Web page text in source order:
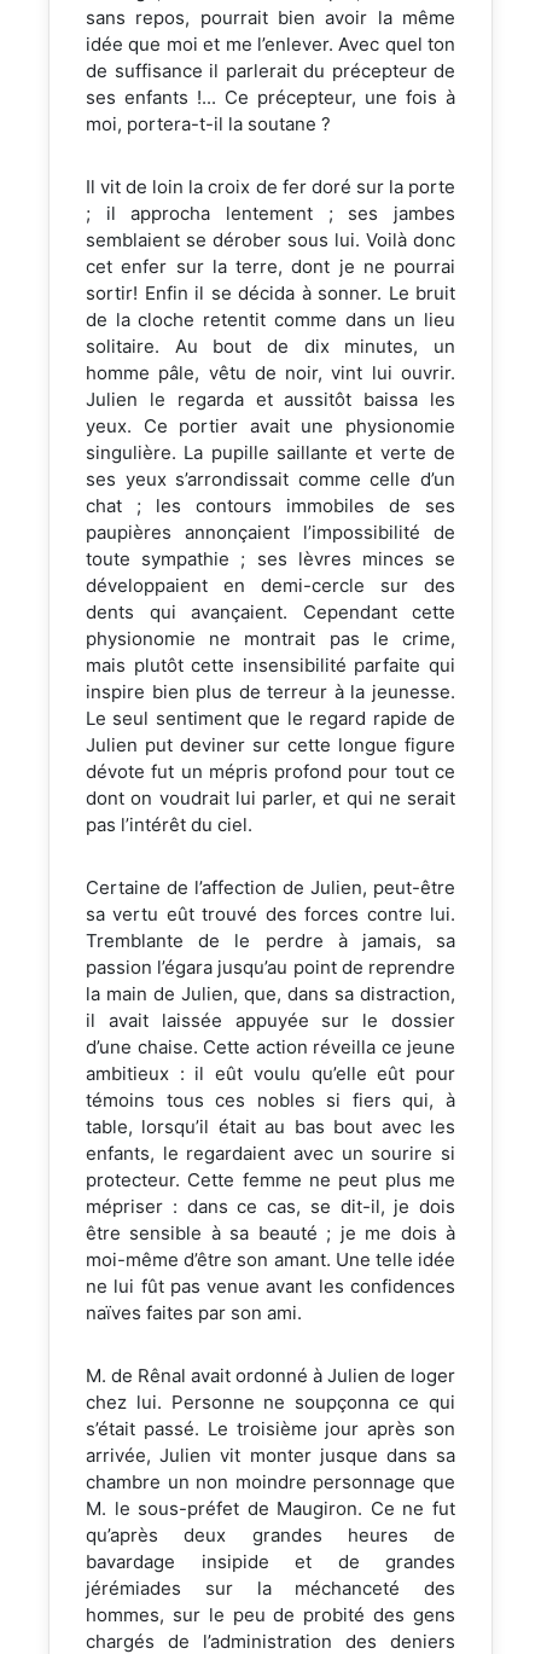
sans repos, pourrait bien avoir la même
idée que moi et me l’enlever. Avec quel ton
de suffisance il parlerait du précepteur de
ses enfants !... Ce précepteur, une fois à
moi, portera-t-il la soutane ?
Il vit de loin la croix de fer doré sur la porte
; il approcha lentement ; ses jambes
semblaient se dérober sous lui. Voilà donc
cet enfer sur la terre, dont je ne pourrai
sortir! Enfin il se décida à sonner. Le bruit
de la cloche retentit comme dans un lieu
solitaire. Au bout de dix minutes, un
homme pâle, vêtu de noir, vint lui ouvrir.
Julien le regarda et aussitôt baissa les
yeux. Ce portier avait une physionomie
singulière. La pupille saillante et verte de
ses yeux s’arrondissait comme celle d’un
chat ; les contours immobiles de ses
paupières annonçaient l’impossibilité de
toute sympathie ; ses lèvres minces se
développaient en demi-cercle sur des
dents qui avançaient. Cependant cette
physionomie ne montrait pas le crime,
mais plutôt cette insensibilité parfaite qui
inspire bien plus de terreur à la jeunesse.
Le seul sentiment que le regard rapide de
Julien put deviner sur cette longue figure
dévote fut un mépris profond pour tout ce
dont on voudrait lui parler, et qui ne serait
pas l’intérêt du ciel.
Certaine de l’affection de Julien, peut-être
sa vertu eût trouvé des forces contre lui.
Tremblante de le perdre à jamais, sa
passion l’égara jusqu’au point de reprendre
la main de Julien, que, dans sa distraction,
il avait laissée appuyée sur le dossier
d’une chaise. Cette action réveilla ce jeune
ambitieux : il eût voulu qu’elle eût pour
témoins tous ces nobles si fiers qui, à
table, lorsqu’il était au bas bout avec les
enfants, le regardaient avec un sourire si
protecteur. Cette femme ne peut plus me
mépriser : dans ce cas, se dit-il, je dois
être sensible à sa beauté ; je me dois à
moi-même d’être son amant. Une telle idée
ne lui fût pas venue avant les confidences
naïves faites par son ami.
M. de Rênal avait ordonné à Julien de loger
chez lui. Personne ne soupçonna ce qui
s’était passé. Le troisième jour après son
arrivée, Julien vit monter jusque dans sa
chambre un non moindre personnage que
M. le sous-préfet de Maugiron. Ce ne fut
qu’après deux grandes heures de
bavardage insipide et de grandes
jérémiades sur la méchanceté des
hommes, sur le peu de probité des gens
chargés de l’administration des deniers